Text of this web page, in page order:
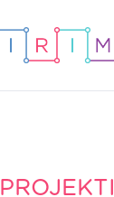
PROJEKTI